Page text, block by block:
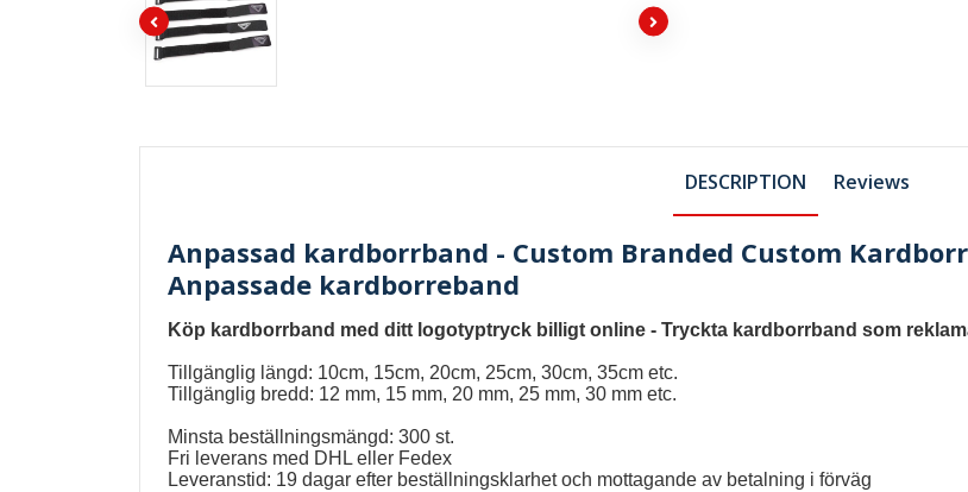
DESCRIPTION Reviews
Anpassad kardborrband - Custom Branded Custom
Anpassade kardborreband
Köp kardborrband med ditt logotyptryck billigt online -Tryckta kardborrband som
Tillgänglig längd: 10cm, 15cm, 20cm, 25cm, 30cm, 35cm etc.
Tillgänglig bredd: 12 mm, 15 mm, 20 mm, 25 mm, 30 mm etc.
Minsta beställningsmängd: 300 st.
Fri leverans med DHL eller Fedex
Leveranstid: 19 dagar efter beställningsklarhet och mottagande av betalning i förväg